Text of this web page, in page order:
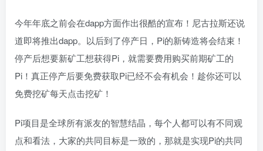
今年年底之前会在dapp方面作出很酷的宣布！尼古拉斯还说
道即将推出dapp。以后到了停产日，Pi的新铸造将会结束！
停产后想要新矿工想获得Pi，就需要费用购买前期矿工的
Pi！真正停产后要免费获取Pi已经不会有机会！趁你还可以
免费挖矿每天点击挖矿！
Pi项目是全球所有派友的智慧结晶，每个人都可以有不同观
点和看法，大家的共同目标是一致的，那就是实现Pi的共同